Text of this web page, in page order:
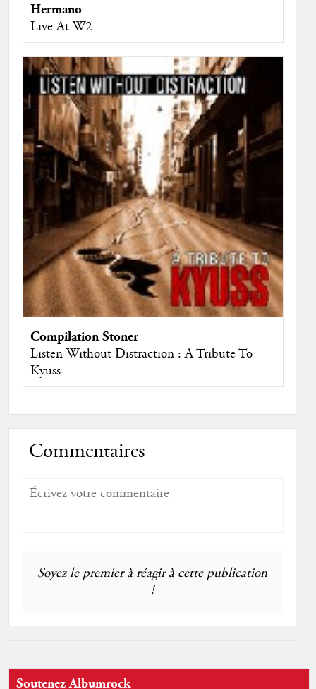
Hermano
Live At W2
Compilation Stoner
Listen Without Distraction : A Tribute To
Kyuss
Commentaires
Soyez le premier à réagir à cette publication
!
Soutenez Albumrock